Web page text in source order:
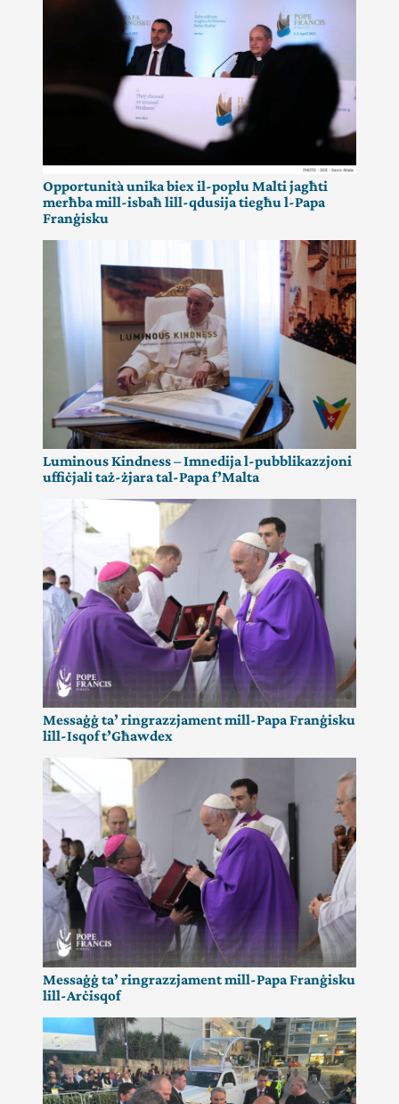
Opportunità unika biex il-poplu Malti jagħti
merħba mill-isbaħ lill-qdusija tiegħu l-Papa
Franġisku
Luminous Kindness – Imnedija l-pubblikazzjoni
uffiċjali taż-żjara tal-Papa f’Malta
Messaġġ ta’ ringrazzjament mill-Papa Franġisku
lill-Isqof t’Għawdex
Messaġġ ta’ ringrazzjament mill-Papa Franġisku
lill-Arċisqof